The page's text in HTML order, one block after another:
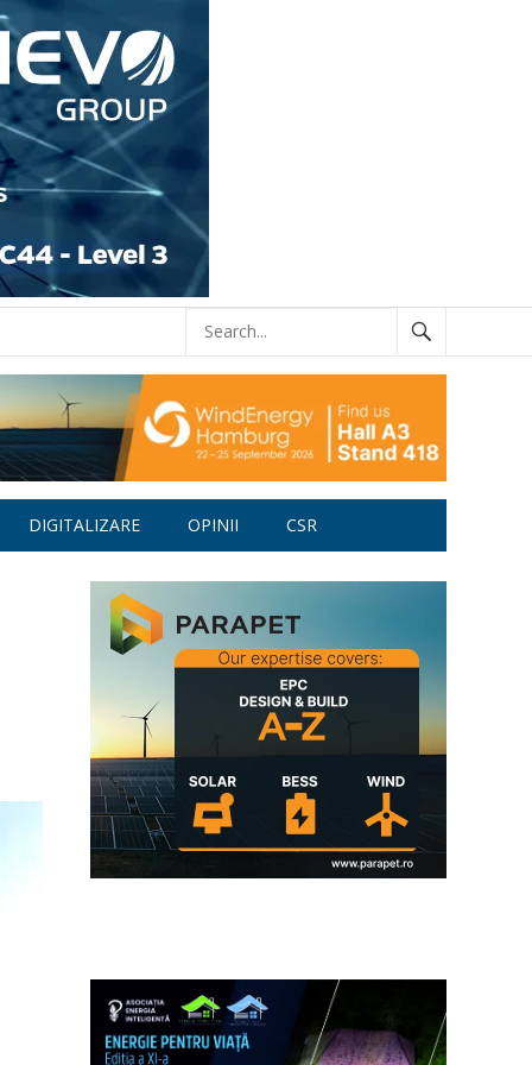
DIGITALIZARE OPINII CSR